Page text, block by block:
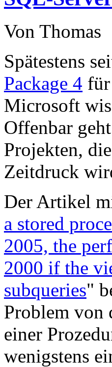
Von Thomas
Spätestens
Package 4
Microsoft
Offenbar
Projekten,
Zeitdruck
Der Artikel
a stored
2005, the
2000 if the
subqueries"
Problem von
einer
wenigstens